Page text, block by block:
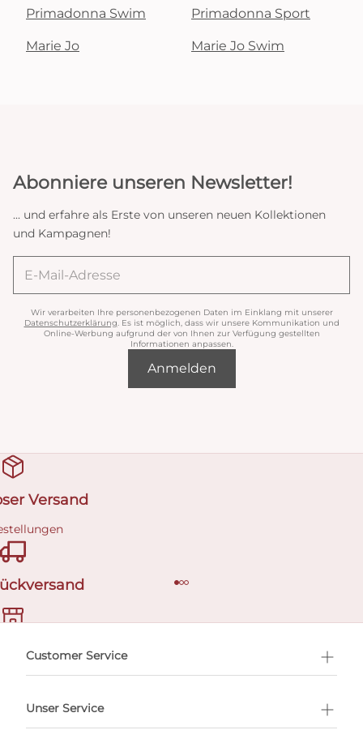
Primadonna Swim Primadonna Sport
Marie Jo Marie Jo Swim
Abonniere unseren Newsletter!
... und erfahre als Erste von unseren neuen Kollektionen
und Kampagnen!
Wir verarbeiten Ihre personenbezogenen Daten im Einklang mit unserer
Datenschutzerklärung . Es ist möglich, dass wir unsere Kommunikation und
Online-Werbung aufgrund der von Ihnen zur Verfügung gestellten
Informationen anpassen.
Anmelden
Versand
buchen
Customer Service
Unser Service